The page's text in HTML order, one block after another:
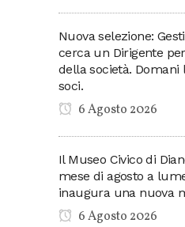
Nuova selezione:
cerca un Dirigente
della società. Domani
soci.
6 Agosto 2026
Il Museo Civico di
mese di agosto a
inaugura una nuova
6 Agosto 2026